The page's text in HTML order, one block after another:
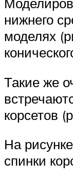
нижнего
моделях
Такие же
корсетов
На
спинки